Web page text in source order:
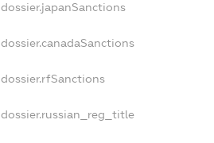
dossier.japanSanctions
dossier.canadaSanctions
dossier.rfSanctions
dossier.russian_reg_title